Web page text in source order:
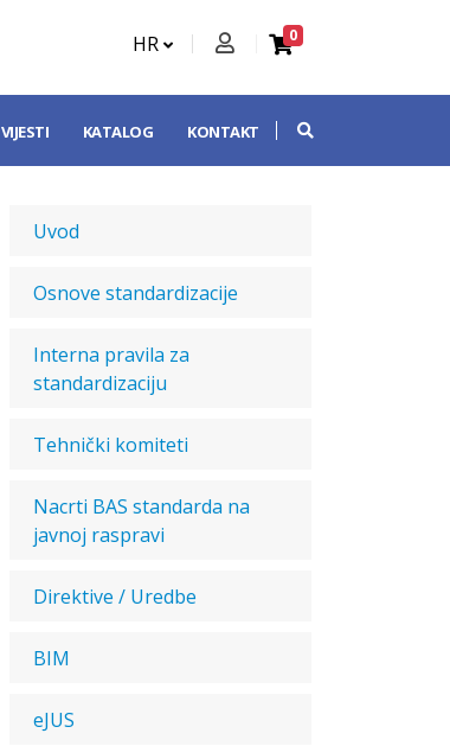
HR 0
VIJESTI KATALOG KONTAKT
Uvod
Osnove standardizacije
Interna pravila za
standardizaciju
Tehnički komiteti
Nacrti BAS standarda na
javnoj raspravi
Direktive / Uredbe
BIM
eJUS